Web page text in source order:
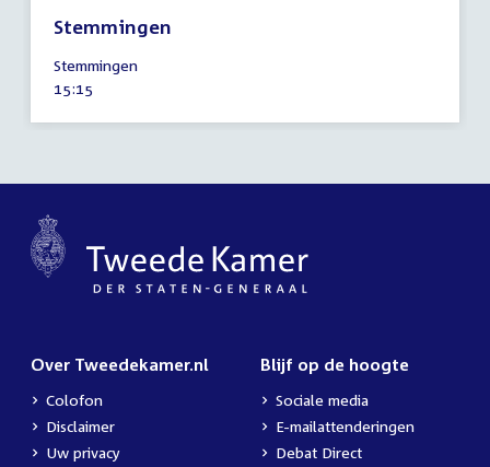
Stemmingen
maart
2023
Stemmingen
Tijd
15:15
Over Tweedekamer.nl
Colofon
Disclaimer
Uw privacy
Blijf op de hoogte
Sociale media
E-mailattenderingen
Debat Direct